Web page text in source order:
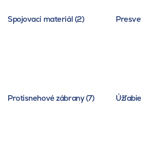
Spojovací materiál (2)
Protisnehové zábrany (7)